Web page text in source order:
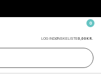
LOG INDØNSKELISTE0,00 KR.
0